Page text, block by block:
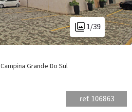
1/39
Campina Grande Do Sul
ref. 106863